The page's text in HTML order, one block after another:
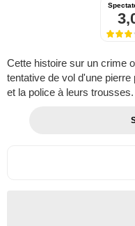
Cette histoire sur un crime
tentative de vol d'une
et la police à leurs trousses.